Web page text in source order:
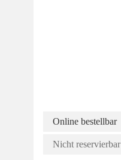
Online bestellbar
Nicht reservierbar